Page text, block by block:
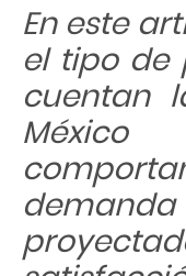
En este
el tipo de
cuentan